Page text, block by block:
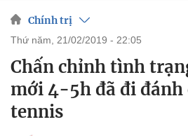
Chính trị
thứ năm, 21/02/2019 - 22:05
Chấn chỉnh tình
mới 4-5h đã đi đánh
tennis